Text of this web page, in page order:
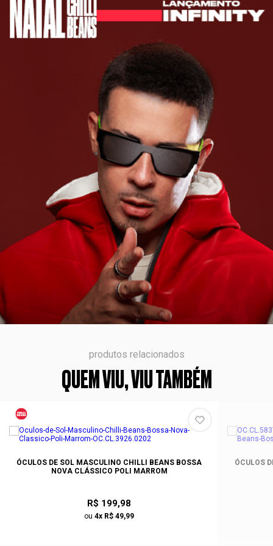
produtos relacionados
QUEM VIU, VIU TAMBÉM
ÓCULOS DE SOL MASCULINO CHILLI BEANS BOSSA
NOVA CLÁSSICO POLI MARROM
R$ 199,98
ou 4x R$ 49,99
ÓCULOS